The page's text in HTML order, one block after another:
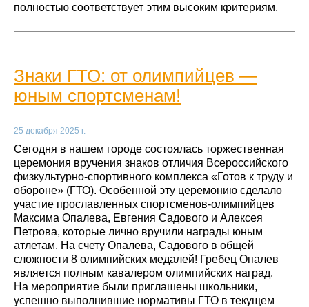
полностью соответствует этим высоким критериям.
Знаки ГТО: от олимпийцев —
юным спортсменам!
25 декабря 2025 г.
Сегодня в нашем городе состоялась торжественная
церемония вручения знаков отличия Всероссийского
физкультурно‑спортивного комплекса «Готов к труду и
обороне» (ГТО). Особенной эту церемонию сделало
участие прославленных спортсменов‑олимпийцев
Максима Опалева, Евгения Садового и Алексея
Петрова, которые лично вручили награды юным
атлетам. На счету Опалева, Садового в общей
сложности 8 олимпийских медалей! Гребец Опалев
является полным кавалером олимпийских наград.
На мероприятие были приглашены школьники,
успешно выполнившие нормативы ГТО в текущем